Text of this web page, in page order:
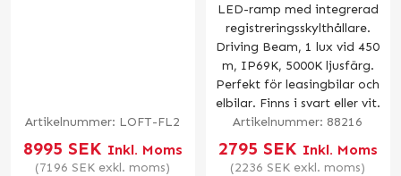
Artikelnummer: LOFT-FL2
8995 SEK Inkl. Moms
(7196 SEK exkl. moms)
LED-ramp med integrerad
registreringsskylthållare.
Driving Beam, 1 lux vid 450
m, IP69K, 5000K ljusfärg.
Perfekt för leasingbilar och
elbilar. Finns i svart eller vit.
Artikelnummer: 88216
2795 SEK Inkl. Moms
(2236 SEK exkl. moms)